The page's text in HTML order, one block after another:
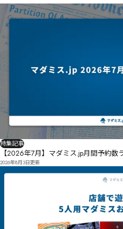
特集記事
【2026年7月】マダミス.jp月間予約数
2026年8月3日更新